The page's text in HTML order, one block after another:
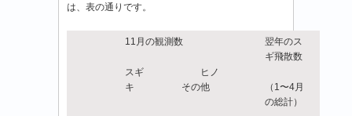
情
は、表の通りです。
11月の観測数
スギ ヒノ
キ その他
翌年のス
ギ飛散数
（1〜4月
の総計）